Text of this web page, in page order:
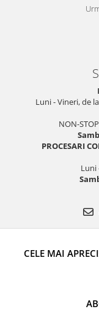
Luni - Vineri, de
NON-
PROCESARI
Luni
CELE MAI